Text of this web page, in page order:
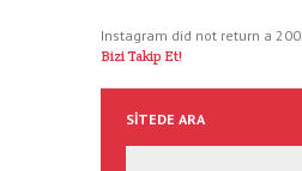
Instagram did not return a 200.
Bizi Takip Et!
SITEDE ARA